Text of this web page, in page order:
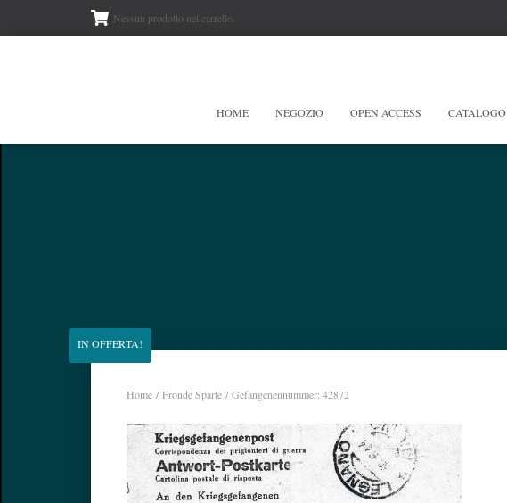
Nessun prodotto nel carrello.
HOME NEGOZIO OPEN ACCESS CATALOGO
Home /Fronde Sparte / Gefangenennummer: 42872
IN OFFERTA!